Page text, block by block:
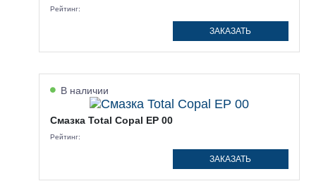
Рейтинг:
ЗАКАЗАТЬ
В наличии
Смазка Total Copal EP 00
Рейтинг:
ЗАКАЗАТЬ